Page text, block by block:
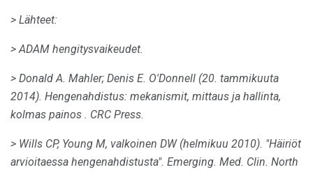
> Lähteet:
> ADAM hengitysvaikeudet.
> Donald A. Mahler; Denis E. O'Donnell (20. tammikuuta
2014). Hengenahdistus: mekanismit, mittaus ja hallinta,
kolmas painos . CRC Press.
> Wills CP, Young M, valkoinen DW (helmikuu 2010). "Häiriöt
arvioitaessa hengenahdistusta". Emerging. Med. Clin. North